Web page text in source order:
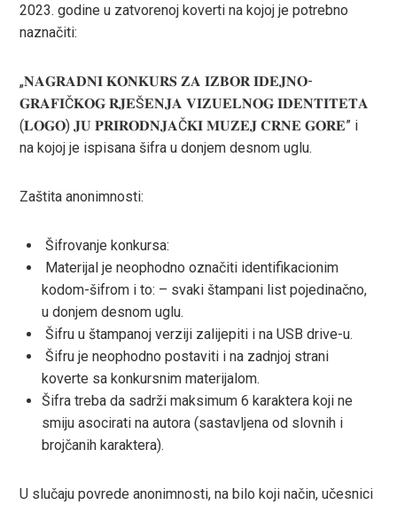
2023. godine u zatvorenoj koverti na kojoj je potrebno
naznačiti:
„𝐍𝐀𝐆𝐑𝐀𝐃𝐍𝐈 𝐊𝐎𝐍𝐊𝐔𝐑𝐒 𝐙𝐀 𝐈𝐙𝐁𝐎𝐑 𝐈𝐃𝐄𝐉𝐍𝐎-
𝐆𝐑𝐀𝐅𝐈Č𝐊𝐎𝐆 𝐑𝐉𝐄Š𝐄𝐍𝐉𝐀 𝐕𝐈𝐙𝐔𝐄𝐋𝐍𝐎𝐆 𝐈𝐃𝐄𝐍𝐓𝐈𝐓𝐄𝐓𝐀
(𝐋𝐎𝐆𝐎) 𝐉𝐔 𝐏𝐑𝐈𝐑𝐎𝐃𝐍𝐉𝐀Č𝐊𝐈 𝐌𝐔𝐙𝐄𝐉 𝐂𝐑𝐍𝐄 𝐆𝐎𝐑𝐄” i
na kojoj je ispisana šifra u donjem desnom uglu.
Zaštita anonimnosti:
Šifrovanje konkursa:
Materijal je neophodno označiti identifikacionim
kodom-šifrom i to: – svaki štampani list pojedinačno,
u donjem desnom uglu.
Šifru u štampanoj verziji zalijepiti i na USB drive-u.
Šifru je neophodno postaviti i na zadnjoj strani
koverte sa konkursnim materijalom.
Šifra treba da sadrži maksimum 6 karaktera koji ne
smiju asocirati na autora (sastavljena od slovnih i
brojčanih karaktera).
U slučaju povrede anonimnosti, na bilo koji način, učesnici